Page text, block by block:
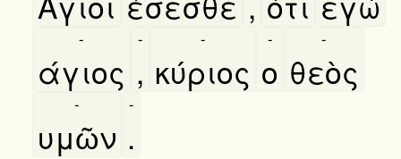
άγιος
-
,
-
κύριος
-
ο
-
θεὸς
-
υμῶν
-
.
-